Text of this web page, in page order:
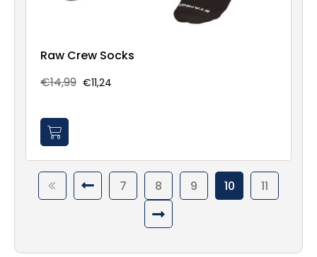
Raw Crew Socks
€14,99 €11,24
7 8 9 10 11